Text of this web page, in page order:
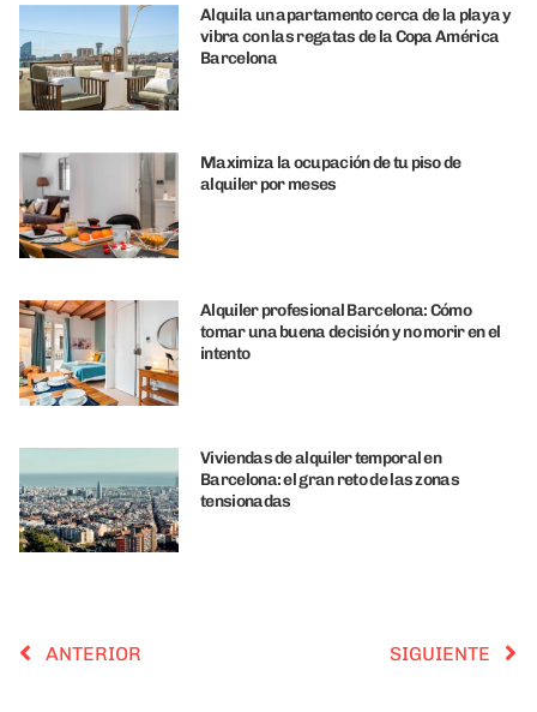
Alquila un apartamento cerca de la playa y
vibra con las regatas de la Copa América
Barcelona
Maximiza la ocupación de tu piso de
alquiler por meses
Alquiler profesional Barcelona: Cómo
tomar una buena decisión y no morir en el
intento
Viviendas de alquiler temporal en
Barcelona: el gran reto de las zonas
tensionadas
ANTERIOR SIGUIENTE